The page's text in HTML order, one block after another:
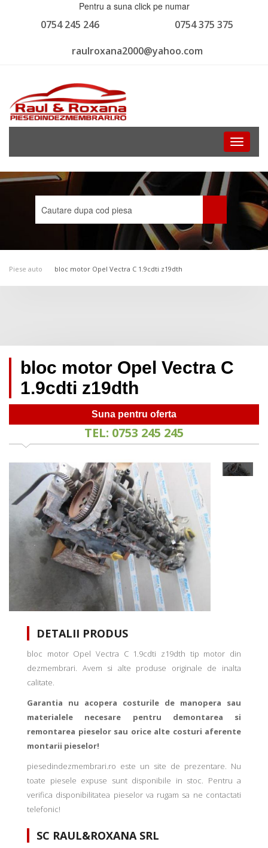
Pentru a suna click pe numar
0754 375 375
0754 245 246
raulroxana2000@yahoo.com
Toggle
Piese auto bloc motor Opel Vectra C 1.9cdti z19dth
bloc motor Opel Vectra C
1.9cdti z19dth
Suna pentru oferta
TEL: 0753 245 245
DETALII PRODUS
bloc motor Opel Vectra C 1.9cdti z19dth tip motor din
dezmembrari. Avem si alte produse originale de inalta
calitate.
Garantia nu acopera costurile de manopera sau
materialele necesare pentru demontarea si
remontarea pieselor sau orice alte costuri aferente
montarii pieselor!
piesedindezmembrari.ro este un site de prezentare. Nu
toate piesele expuse sunt disponibile in stoc. Pentru a
verifica disponibilitatea pieselor va rugam sa ne contactati
telefonic!
SC RAUL&ROXANA SRL